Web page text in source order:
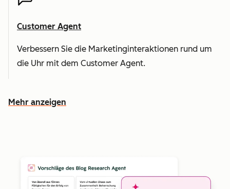
Customer Agent
Verbessern Sie die Marketinginteraktionen rund um
die Uhr mit dem Customer Agent.
Mehr anzeigen